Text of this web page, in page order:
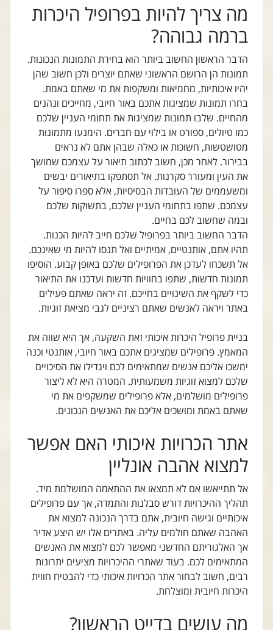
מה צריך להיות בפרופיל היכרות
ברמה גבוהה?
הדבר הראשון החשוב ביותר הוא בחירת התמונות הנכונות.
תמונות הן הרושם הראשוני שאתם יוצרים ולכן חשוב שהן
יהיו איכותיות, מחמיאות ומשקפות את מי שאתם באמת.
בחרו תמונות שמציגות אתכם באור חיובי, מחייכים ונהנים
מהחיים. שלבו תמונות שמציגות את תחומי העניין שלכם
כמו טיולים, ספורט או בילוי עם חברים. הימנעו מתמונות
מטושטשות, חשוכות או כאלה שבהן אתם לא נראים
בבירור. לאחר מכן, חשוב לכתוב תיאור על עצמכם שמושך
את העין ומעורר סקרנות. אל תסתפקו בתיאורים יבשים
ומשעממים של העובדות הבסיסיות, אלא ספרו סיפור על
עצמכם. שתפו בתחומי העניין שלכם, בתשוקות שלכם
ובמה שחשוב לכם בחיים.
הדבר החשוב ביותר בפרופיל שלכם חייב להיות הכנות.
תהיו אתם, אותנטיים, אמיתיים ואל תנסו להיות מי שאינכם.
אל תשכחו לעדכן את הפרופילים שלכם באופן קבוע. הוסיפו
תמונות חדשות, שתפו בחוויות חדשות ועדכנו את התיאור
כדי לשקף את השינויים בחייכם. זה יראה שאתם פעילים
באתר ויראה לאנשים שאתם רציניים לגבי מציאת זוגיות.
בניית פרופיל היכרות איכותי זאת השקעה, אך היא שווה את
המאמץ. פרופילים שמציגים אתכם באור חיובי, אותנטי וכנה
ימשכו אליכם אנשים שמתאימים לכם ויגדילו את הסיכויים
שלכם למצוא זוגיות משמעותית. המטרה היא לא ליצור
פרופילים מושלמים, אלא פרופילים שמשקפים את מי
שאתם באמת ומושכים אליכם את האנשים הנכונים.
אתר הכרויות איכותי האם אפשר
למצוא אהבה אונליין
אל תתייאשו אם לא תמצאו את ההתאמה המושלמת מיד.
תהליך ההיכרויות דורש סבלנות והתמדה, אך עם פרופילים
איכותיים וגישה חיובית, אתם בדרך הנכונה למצוא את
האהבה שאתם חולמים עליה. באתרים אלו יש היצע אדיר
אך האלגוריתם החדשני מאפשר לכם למצוא את האנשים
המתאימים לכם. בעוד שאתרי ההיכרויות מציעים יתרונות
רבים, חשוב לבחור אתר הכרויות איכותי כדי להבטיח חווית
היכרות חיובית ומוצלחת.
מה עושים בדייט הראשון?